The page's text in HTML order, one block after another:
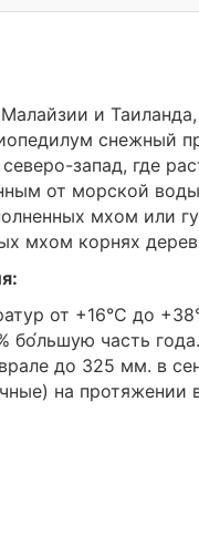
и
снежный
запад, где
от морской
мхом или
мхом корнях
от +16°C до
бо́льшую часть года.
до 325 мм. в
на протяжении